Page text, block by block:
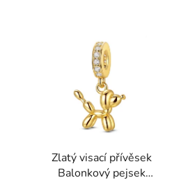
Zlatý visací přívěsek
Balonkový pejsek